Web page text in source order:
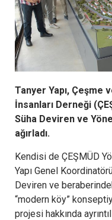
Tanyer Yapı, Çeşme
İnsanları Derneği
Süha Deviren ve
ağırladı.
Kendisi de ÇEŞMÜD
Yapı Genel
Deviren ve
“modern köy”
projesi hakkında